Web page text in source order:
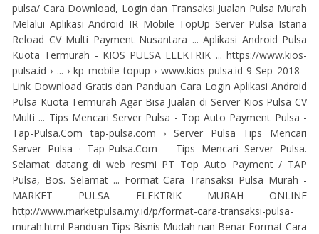
pulsa/ Cara Download, Login dan Transaksi Jualan Pulsa Murah
Melalui Aplikasi Android IR Mobile TopUp Server Pulsa Istana
Reload CV Multi Payment Nusantara ... Aplikasi Android Pulsa
Kuota Termurah - KIOS PULSA ELEKTRIK ... https://www.kios-
pulsa.id › ... › kp mobile topup › www.kios-pulsa.id 9 Sep 2018 -
Link Download Gratis dan Panduan Cara Login Aplikasi Android
Pulsa Kuota Termurah Agar Bisa Jualan di Server Kios Pulsa CV
Multi ... Tips Mencari Server Pulsa - Top Auto Payment Pulsa -
Tap-Pulsa.Com tap-pulsa.com › Server Pulsa Tips Mencari
Server Pulsa · Tap-Pulsa.Com – Tips Mencari Server Pulsa.
Selamat datang di web resmi PT Top Auto Payment / TAP
Pulsa, Bos. Selamat ... Format Cara Transaksi Pulsa Murah -
MARKET PULSA ELEKTRIK MURAH ONLINE
http://www.marketpulsa.my.id/p/format-cara-transaksi-pulsa-
murah.html Panduan Tips Bisnis Mudah nan Benar Format Cara